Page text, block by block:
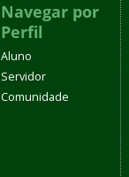
Navegar por
Perfil
Aluno
Servidor
Comunidade